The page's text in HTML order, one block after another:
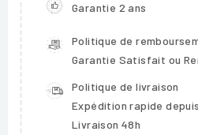
Garantie 2 ans
Politique de
Garantie Satisfait ou
Politique de livraison
Expédition rapide
Livraison 48h